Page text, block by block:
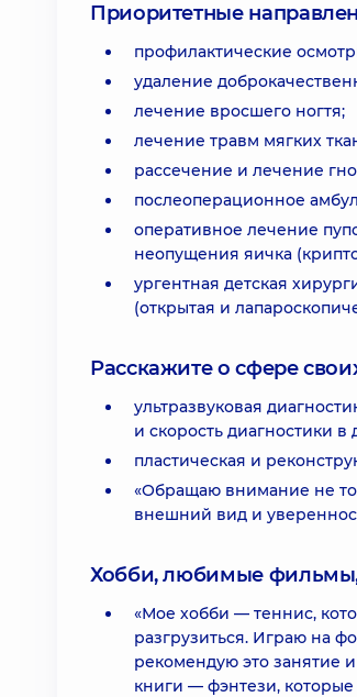
Приоритетные
профилактические
удаление
лечение вросшего ногтя;
лечение травм мягких
рассечение и лечение
послеоперационное
оперативное лечение
неопущения яичка
ургентная детская
(открытая и
Расскажите о сфере
ультразвуковая
и скорость диагностики в
пластическая и
«Обращаю внимание не
внешний вид и
Хобби, любимые
«Мое хобби — теннис,
разгрузиться. Играю на
рекомендую это занятие
книги — фэнтези,